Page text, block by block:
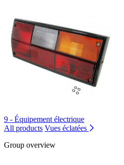
9 - Équipement électrique
All products Vues éclatées
Group overview